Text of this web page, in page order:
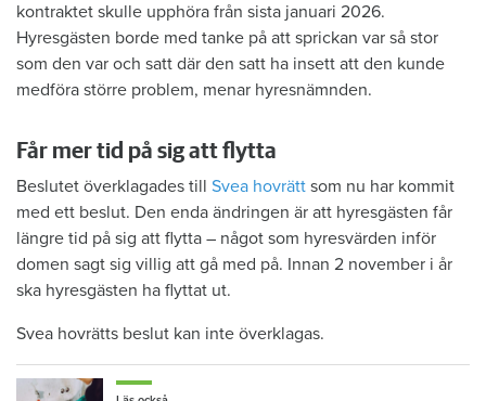
kontraktet skulle upphöra från sista januari 2026.
Hyresgästen borde med tanke på att sprickan var så stor
som den var och satt där den satt ha insett att den kunde
medföra större problem, menar hyresnämnden.
Får mer tid på sig att flytta
Beslutet överklagades till Svea hovrätt som nu har kommit
med ett beslut. Den enda ändringen är att hyresgästen får
längre tid på sig att flytta – något som hyresvärden inför
domen sagt sig villig att gå med på. Innan 2 november i år
ska hyresgästen ha flyttat ut.
Svea hovrätts beslut kan inte överklagas.